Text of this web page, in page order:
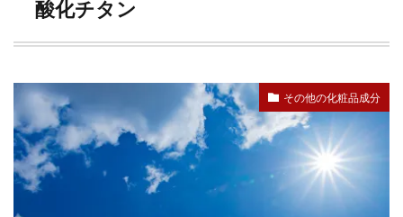
酸化チタン
その他の化粧品成分